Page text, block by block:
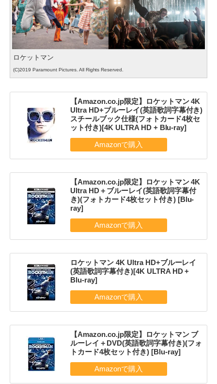
ロケットマン
(C)2019 Paramount Pictures. All Rights Reserved.
【Amazon.co.jp限定】ロケットマン 4K
Ultra HD+ブルーレイ(英語歌詞字幕付き)
スチールブック仕様(フォトカード4枚セ
ット付き)[4K ULTRA HD + Blu-ray]
【Amazon.co.jp限定】ロケットマン 4K
Ultra HD＋ブルーレイ(英語歌詞字幕付
き)(フォトカード4枚セット付き) [Blu-
ray]
ロケットマン 4K Ultra HD+ブルーレイ
(英語歌詞字幕付き)[4K ULTRA HD +
Blu-ray]
【Amazon.co.jp限定】ロケットマン ブ
ルーレイ＋DVD(英語歌詞字幕付き)(フォ
トカード4枚セット付き) [Blu-ray]